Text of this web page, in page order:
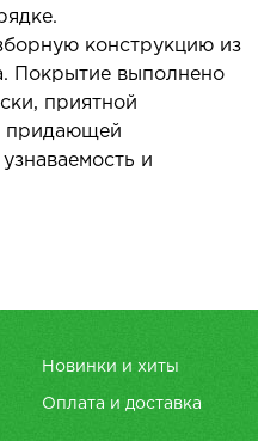
конструкцию из
Покрытие выполнено
приятной
придающей
и
Новинки и хиты
Оплата и доставка